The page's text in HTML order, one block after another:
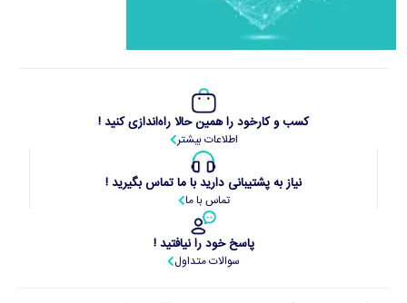
کسب و کارخود را همین حالا راه‌اندازی کنید !
اطلاعات بیشتر
نیاز به پشتیبانی دارید با ما تماس بگیرید !
تماس با ما
پاسخ خود را نیافتید !
سوالات متداول